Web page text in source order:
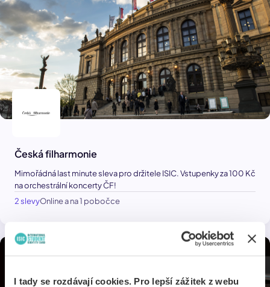
I tady se rozdávají cookies. Pro lepší zážitek z webu
Česká filharmonie
Mimořádná last minute sleva pro držitele ISIC. Vstupenky za 100 Kč
na orchestrální koncerty ČF!
2 slevyOnline a na 1 pobočce